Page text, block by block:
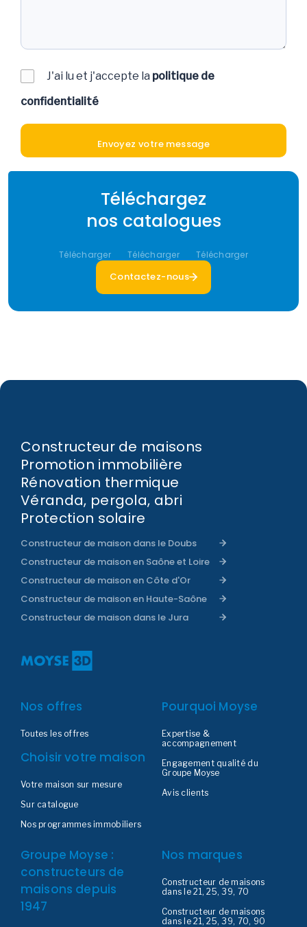
J'ai lu et j'accepte la politique de
confidentialité
Téléchargez
nos catalogues
Télécharger Télécharger Télécharger
Contactez-nous
Constructeur de maisons
Promotion immobilière
Rénovation thermique
Véranda, pergola, abri
Protection solaire
Constructeur de maison dans le Doubs
Constructeur de maison en Saône et Loire
Constructeur de maison en Côte d'Or
Constructeur de maison en Haute-Saône
Constructeur de maison dans le Jura
Nos offres
Toutes les offres
Choisir votre maison
Votre maison sur mesure
Sur catalogue
Nos programmes immobiliers
Pourquoi Moyse
Expertise &
accompagnement
Engagement qualité du
Groupe Moyse
Avis clients
Groupe Moyse :
constructeurs de
maisons depuis
1947
Nos marques
Constructeur de maisons
dans le 21, 25, 39, 70
Constructeur de maisons
dans le 21, 25, 39, 70, 90